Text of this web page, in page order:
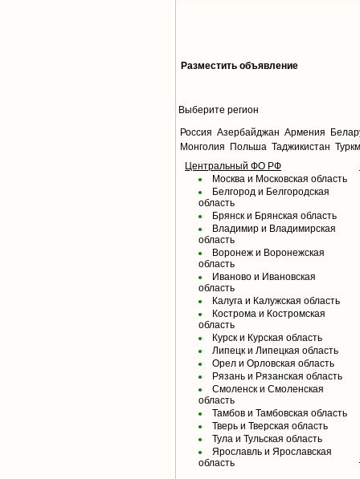
Разместить объявление
Выберите регион
Россия Азербайджан Армения
Монголия
Польша Таджикистан
Центральный ФО РФ
Москва и Московская область
Белгород и Белгородская
область
Брянск и Брянская область
Владимир и Владимирская
область
Воронеж и Воронежская
область
Иваново и Ивановская
область
Калуга и Калужская область
Кострома и Костромская
область
Курск и Курская область
Липецк и Липецкая область
Орел и Орловская область
Рязань и Рязанская область
Смоленск и Смоленская
область
Тамбов и Тамбовская область
Тверь и Тверская область
Тула и Тульская область
Ярославль и Ярославская
область